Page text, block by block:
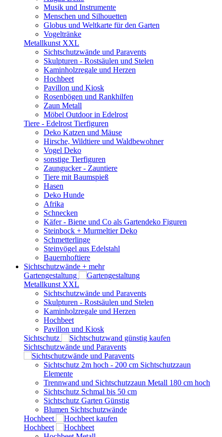
Musik und Instrumente
Menschen und Silhouetten
Globus und Weltkarte für den Garten
Vogeltränke
Metallkunst XXL
Sichtschutzwände und Paravents
Skulpturen - Rostsäulen und Stelen
Kaminholzregale und Herzen
Hochbeet
Pavillon und Kiosk
Rosenbögen und Rankhilfen
Zaun Metall
Möbel Outdoor in Edelrost
Tiere - Edelrost Tierfiguren
Deko Katzen und Mäuse
Hirsche, Wildtiere und Waldbewohner
Vogel Deko
sonstige Tierfiguren
Zaungucker - Zauntiere
Tiere mit Baumspieß
Hasen
Deko Hunde
Afrika
Schnecken
Käfer - Biene und Co als Gartendeko Figuren
Steinbock + Murmeltier Deko
Schmetterlinge
Steinvögel aus Edelstahl
Bauernhoftiere
Sichtschutzwände + mehr
Gartengestaltung
Metallkunst XXL
Sichtschutzwände und Paravents
Skulpturen - Rostsäulen und Stelen
Kaminholzregale und Herzen
Hochbeet
Pavillon und Kiosk
Sichtschutz
Sichtschutzwände und Paravents
Sichtschutz 2m hoch - 200 cm Sichtschutzzaun
Elemente
Trennwand und Sichtschutzzaun Metall 180 cm hoch
Sichtschutz Schmal bis 50 cm
Sichtschutz Garten Günstig
Blumen Sichtschutzwände
Hochbeet
Hochbeet